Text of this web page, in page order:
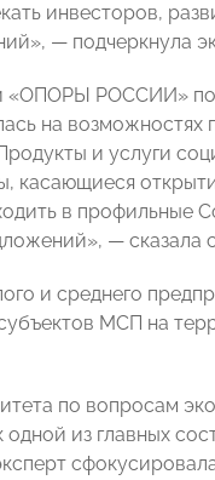
инвесторов,
— подчеркнула
«ОПОРЫ РОССИИ»
на возможностях
и услуги
касающиеся
в профильные
— сказала
и среднего
МСП на
по вопросам
из главных